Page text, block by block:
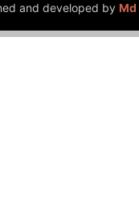
and developed by Md